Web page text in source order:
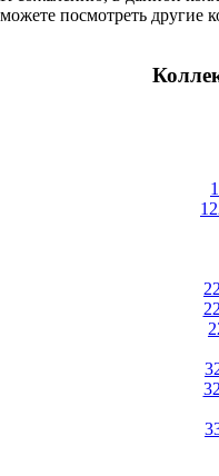
можете посмотреть другие